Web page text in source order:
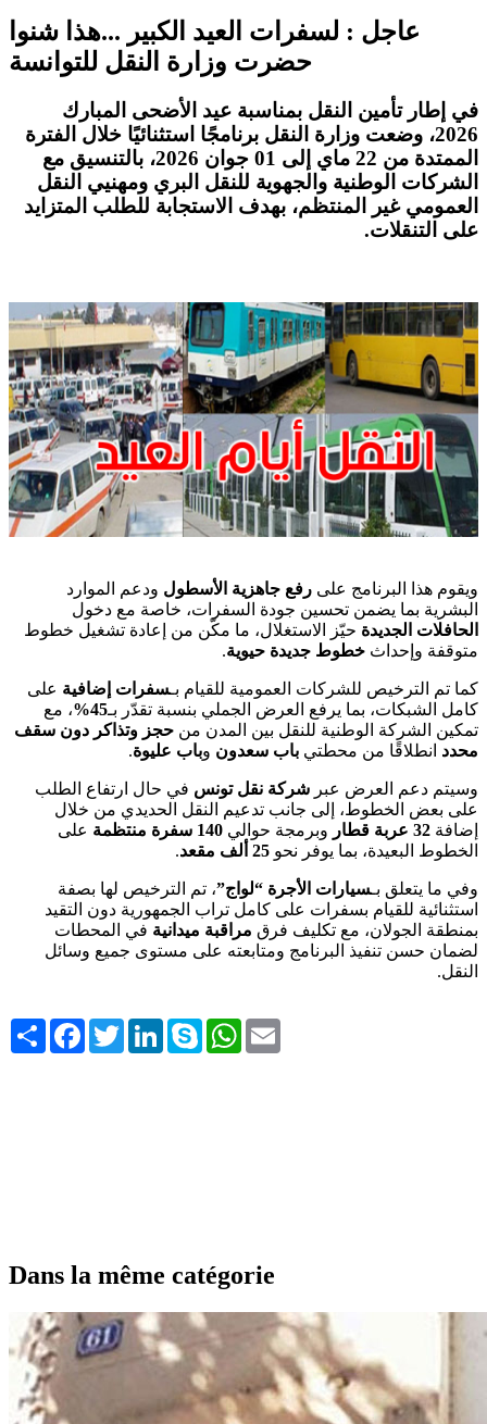
عاجل : لسفرات العيد الكبير ...هذا شنوا
حضرت وزارة النقل للتوانسة
في إطارتأمين النقل بمناسبة عيد الأضحى المبارك
2026، وضعت وزارة النقل برنامجًا استثنائيًا خلال الفترة
الممتدة من 22 ماي إلى 01 جوان 2026
، بالتنسيق مع
الشركات الوطنية والجهوية للنقل البري ومهنيي النقل
العمومي غير المنتظم، بهدف الاستجابة للطلب المتزايد
على التنقلات.
ويقوم هذا البرنامج على رفع جاهزية الأسطول ودعم الموارد
البشرية بما يضمن تحسين جودة السفرات، خاصة مع دخول
الحافلات الجديدة حيّز الاستغلال، ما مكّن من إعادة تشغيل خطوط
متوقفة وإحداث خطوط جديدة حيوية.
كما تم الترخيص للشركات العمومية للقيام بـسفرات إضافية على
كامل الشبكات، بما يرفع العرض الجملي بنسبة تقدّر بـ45%
، مع
تمكين الشركة الوطنية للنقل بين المدن من حجز وتذاكر دون سقف
محدد انطلاقًا من محطتي باب سعدون وباب عليوة.
وسيتم دعم العرض عبر شركة نقل تونس في حال ارتفاع الطلب
على بعض الخطوط، إلى جانب تدعيم النقل الحديدي من خلال
إضافة 32 عربة قطار وبرمجة حوالي 140 سفرة منتظمة
على
الخطوط البعيدة، بما يوفر نحو 25 ألف مقعد .
وفي ما يتعلق بـسيارات الأجرة “لواج”، تم الترخيص لها بصفة
استثنائية للقيام بسفرات على كامل تراب الجمهورية دون التقيد
بمنطقة الجولان، مع تكليف فرق مراقبة ميدانية في المحطات
لضمان حسن تنفيذ البرنامج ومتابعته على مستوى جميع وسائل
النقل.
Share FacebookTwitterLinkedInSkype WhatsApp
Dans la même catégorie